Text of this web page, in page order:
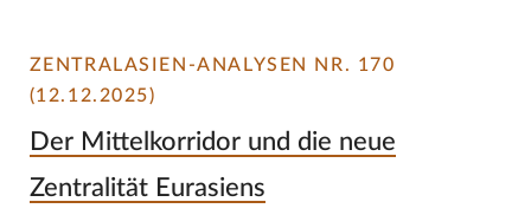
ZENTRALASIEN-ANALYSEN NR. 170
(12.12.2025)
Der Mittelkorridor und die neue
Zentralität Eurasiens